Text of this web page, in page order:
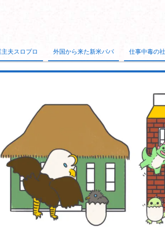
夫スロプロ 外国から来た新米パパ 仕事中毒の